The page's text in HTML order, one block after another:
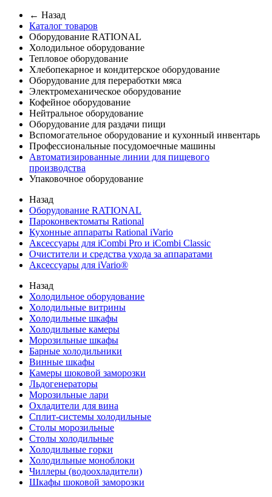
← Назад
Каталог товаров
Оборудование RATIONAL
Холодильное оборудование
Тепловое оборудование
Хлебопекарное и кондитерское оборудование
Оборудование для переработки мяса
Электромеханическое оборудование
Кофейное оборудование
Нейтральное оборудование
Оборудование для раздачи пищи
Вспомогательное оборудование и кухонный инвентарь
Профессиональные посудомоечные машины
Автоматизированные линии для пищевого
производства
Упаковочное оборудование
Назад
Оборудование RATIONAL
Пароконвектоматы Rational
Кухонные аппараты Rational iVario
Аксессуары для iCombi Pro и iCombi Classic
Очистители и средства ухода за аппаратами
Аксессуары для iVario®
Назад
Холодильное оборудование
Холодильные витрины
Холодильные шкафы
Холодильные камеры
Морозильные шкафы
Барные холодильники
Винные шкафы
Камеры шоковой заморозки
Льдогенераторы
Морозильные лари
Охладители для вина
Сплит-системы холодильные
Столы морозильные
Столы холодильные
Холодильные горки
Холодильные моноблоки
Чиллеры (водоохладители)
Шкафы шоковой заморозки